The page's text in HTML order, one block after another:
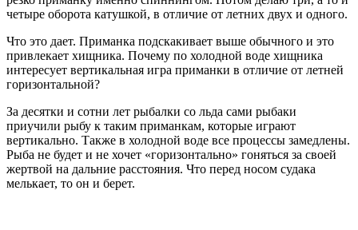
четыре оборота катушкой, в отличие от летних двух и одного.
Что это дает. Приманка подскакивает выше обычного и это
привлекает хищника. Почему по холодной воде хищника
интересует вертикальная игра приманки в отличие от летней
горизонтальной?
За десятки и сотни лет рыбалки со льда сами рыбаки
приучили рыбу к таким приманкам, которые играют
вертикально. Также в холодной воде все процессы замедлены.
Рыба не будет и не хочет «горизонтально» гоняться за своей
жертвой на дальние расстояния. Что перед носом судака
мелькает, то он и берет.